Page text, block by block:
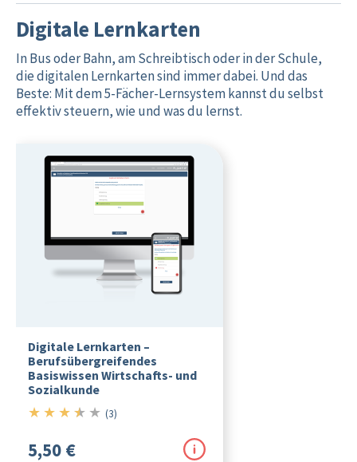
Digitale Lernkarten
In Bus oder Bahn, am Schreibtisch oder in der Schule,
die digitalen Lernkarten sind immer dabei. Und das
Beste: Mit dem 5-Fächer-Lernsystem kannst du selbst
effektiv steuern, wie und was du lernst.
Digitale Lernkarten –
Berufsübergreifendes
Basiswissen Wirtschafts- und
Sozialkunde
★ ★ ★ ★ ★ 3.5/5
(3)
5,50 €